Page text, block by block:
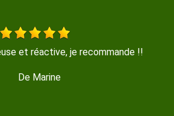
rapide bon contact
De Coquille